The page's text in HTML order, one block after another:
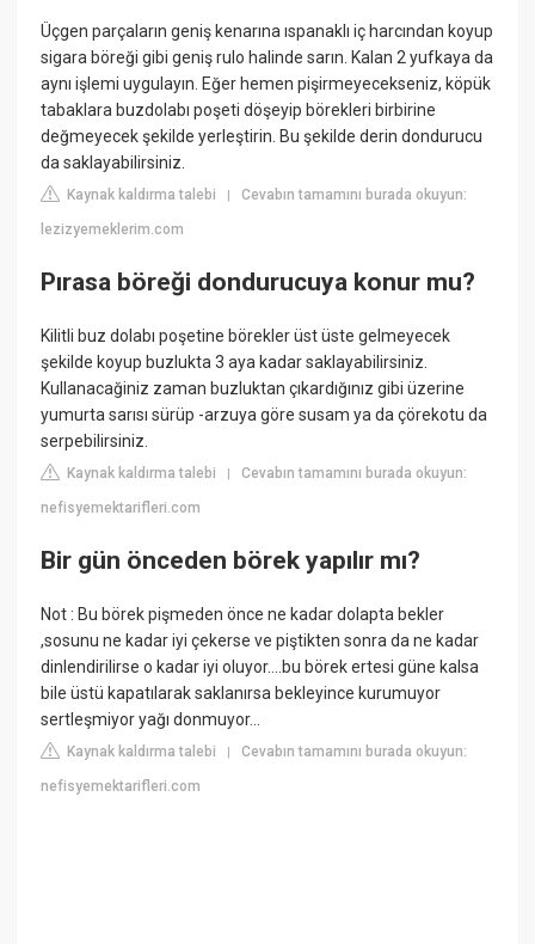
Üçgen parçaların geniş kenarına ıspanaklı iç harcından koyup
sigara böreği gibi geniş rulo halinde sarın. Kalan 2 yufkaya da
aynı işlemi uygulayın. Eğer hemen pişirmeyecekseniz, köpük
tabaklara buzdolabı poşeti döşeyip börekleri birbirine
değmeyecek şekilde yerleştirin. Bu şekilde derin dondurucu
da saklayabilirsiniz.
Kaynak kaldırma talebi |Cevabın tamamını burada okuyun:
lezizyemeklerim.com
Pırasa böreği dondurucuya konur mu?
Kilitli buz dolabı poşetine börekler üst üste gelmeyecek
şekilde koyup buzlukta 3 aya kadar saklayabilirsiniz.
Kullanacağiniz zaman buzluktan çıkardığınız gibi üzerine
yumurta sarısı sürüp -arzuya göre susam ya da çörekotu da
serpebilirsiniz.
Kaynak kaldırma talebi |Cevabın tamamını burada okuyun:
nefisyemektarifleri.com
Bir gün önceden börek yapılır mı?
Not : Bu börek pişmeden önce ne kadar dolapta bekler
,sosunu ne kadar iyi çekerse ve piştikten sonra da ne kadar
dinlendirilirse o kadar iyi oluyor….bu börek ertesi güne kalsa
bile üstü kapatılarak saklanırsa bekleyince kurumuyor
sertleşmiyor yağı donmuyor…
Kaynak kaldırma talebi |Cevabın tamamını burada okuyun:
nefisyemektarifleri.com